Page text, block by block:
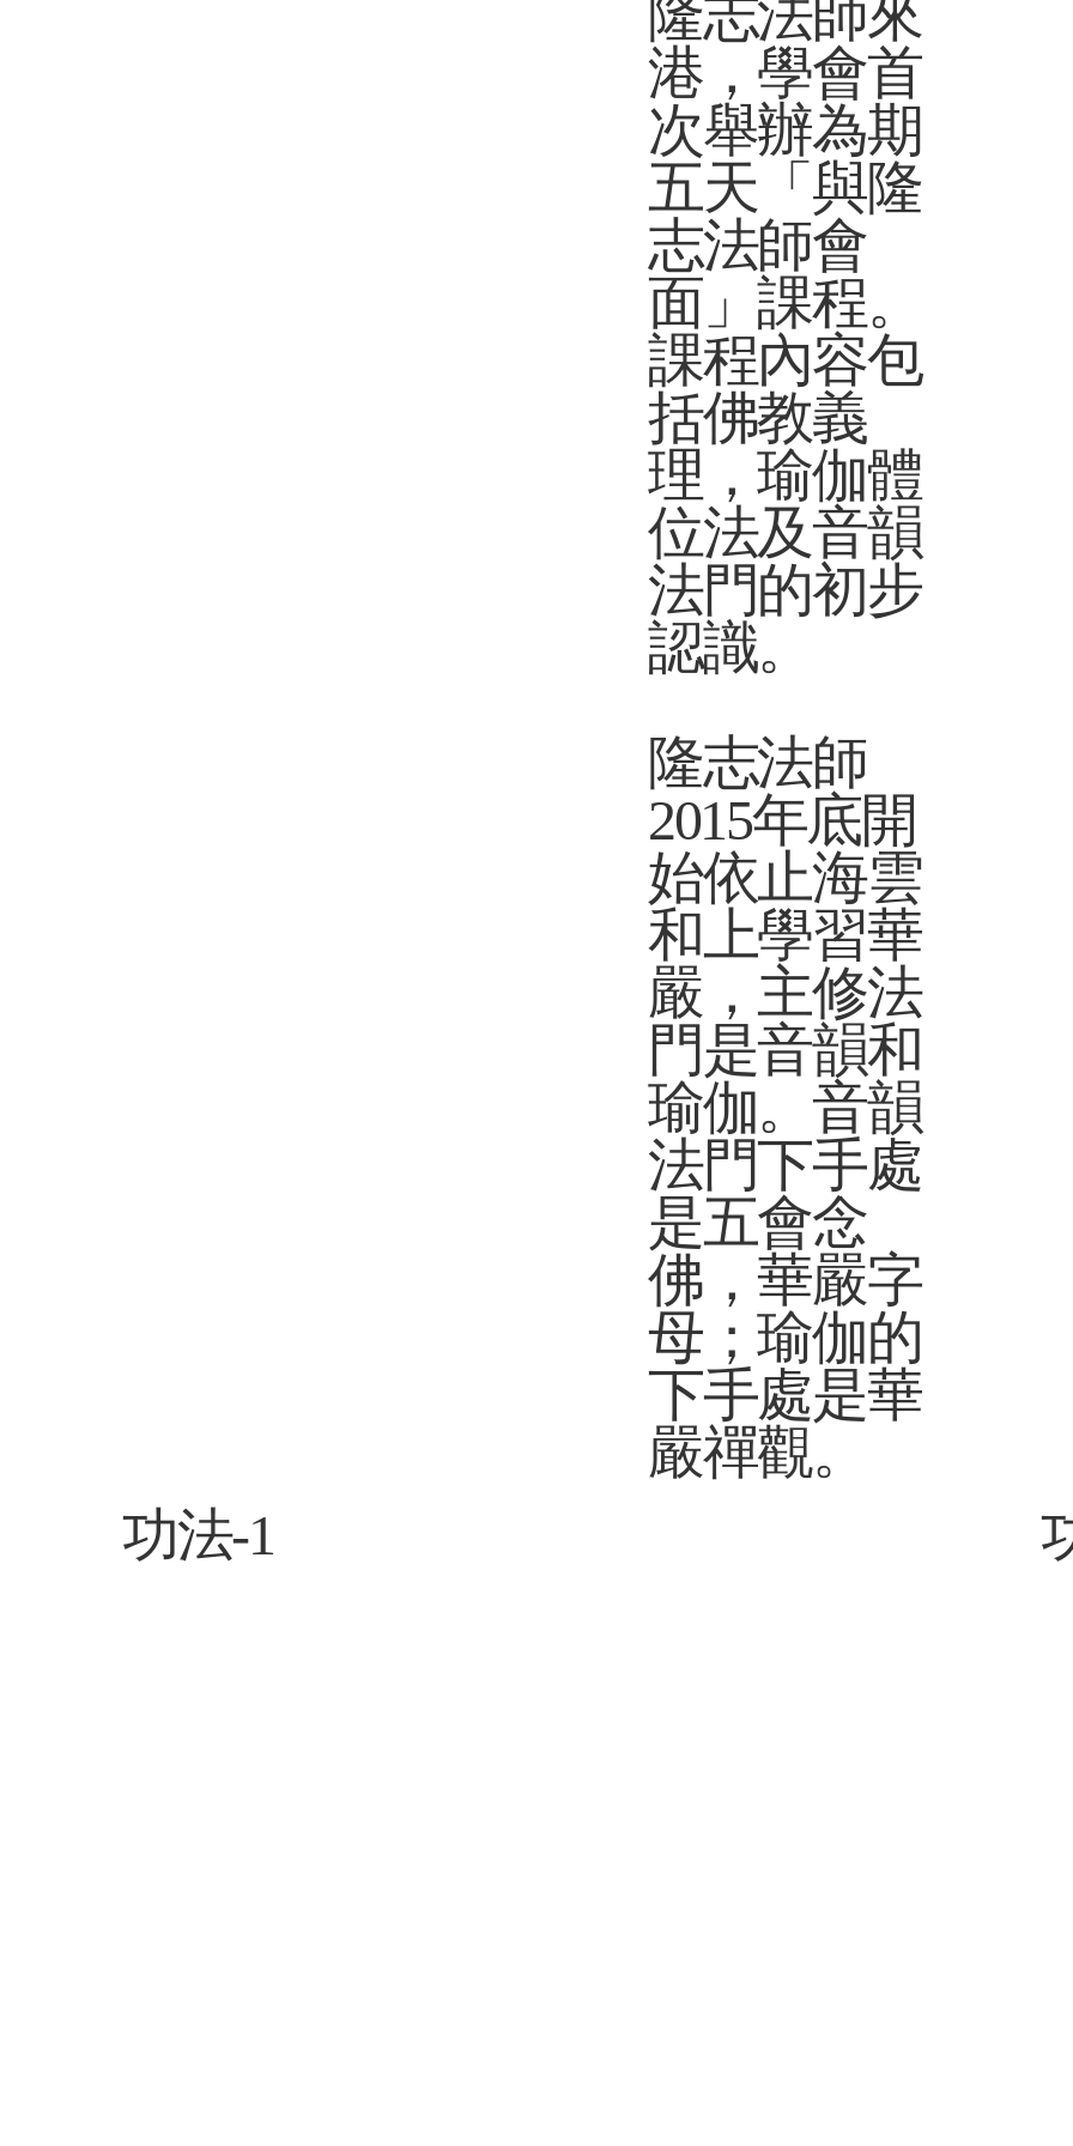
隆志法師來
港，學會首
次舉辦為期
五天「與隆
志法師會
面」課程。
課程內容包
括佛教義
理，瑜伽體
位法及音韻
法門的初步
認識。
隆志法師
2015年底開
始依止海雲
和上學習華
嚴，主修法
門是音韻和
瑜伽。音韻
法門下手處
是五會念
佛，華嚴字
母；瑜伽的
下手處是華
嚴禪觀。
​功法-1